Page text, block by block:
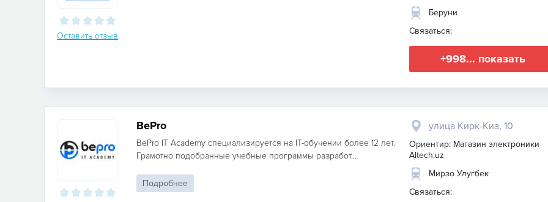
Оставить отзыв
Беруни
Связаться:
+998... показать
BePro
BePro IT Academy специализируется на IT-обучении более 12 лет.
Грамотно подобранные учебные программы разработ...
Подробнее
улица Кирк-Киз, 10
Ориентир: Магазин электроники
Altech.uz
Мирзо Улугбек
Связаться: